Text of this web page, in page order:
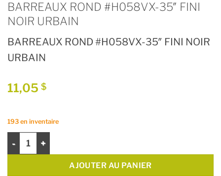
BARREAUX ROND #H058VX-35″ FINI
NOIR URBAIN
BARREAUX ROND #H058VX-35″ FINI NOIR
URBAIN
11,05 $
193 en inventaire
AJOUTER AU PANIER